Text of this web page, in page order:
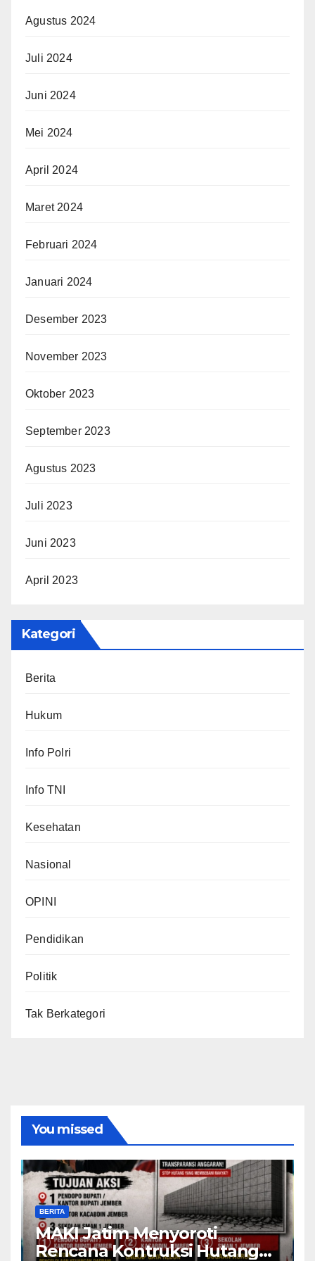
Agustus 2024
Juli 2024
Juni 2024
Mei 2024
April 2024
Maret 2024
Februari 2024
Januari 2024
Desember 2023
November 2023
Oktober 2023
September 2023
Agustus 2023
Juli 2023
Juni 2023
April 2023
Kategori
Berita
Hukum
Info Polri
Info TNI
Kesehatan
Nasional
OPINI
Pendidikan
Politik
Tak Berkategori
You missed
BERITA
MAKI Jatim Menyoroti
Rencana Kontruksi Hutang